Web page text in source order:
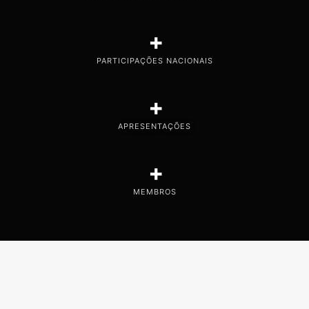
PARTICIPAÇÕES NACIONAIS
+
APRESENTAÇÕES
+
MEMBROS
+